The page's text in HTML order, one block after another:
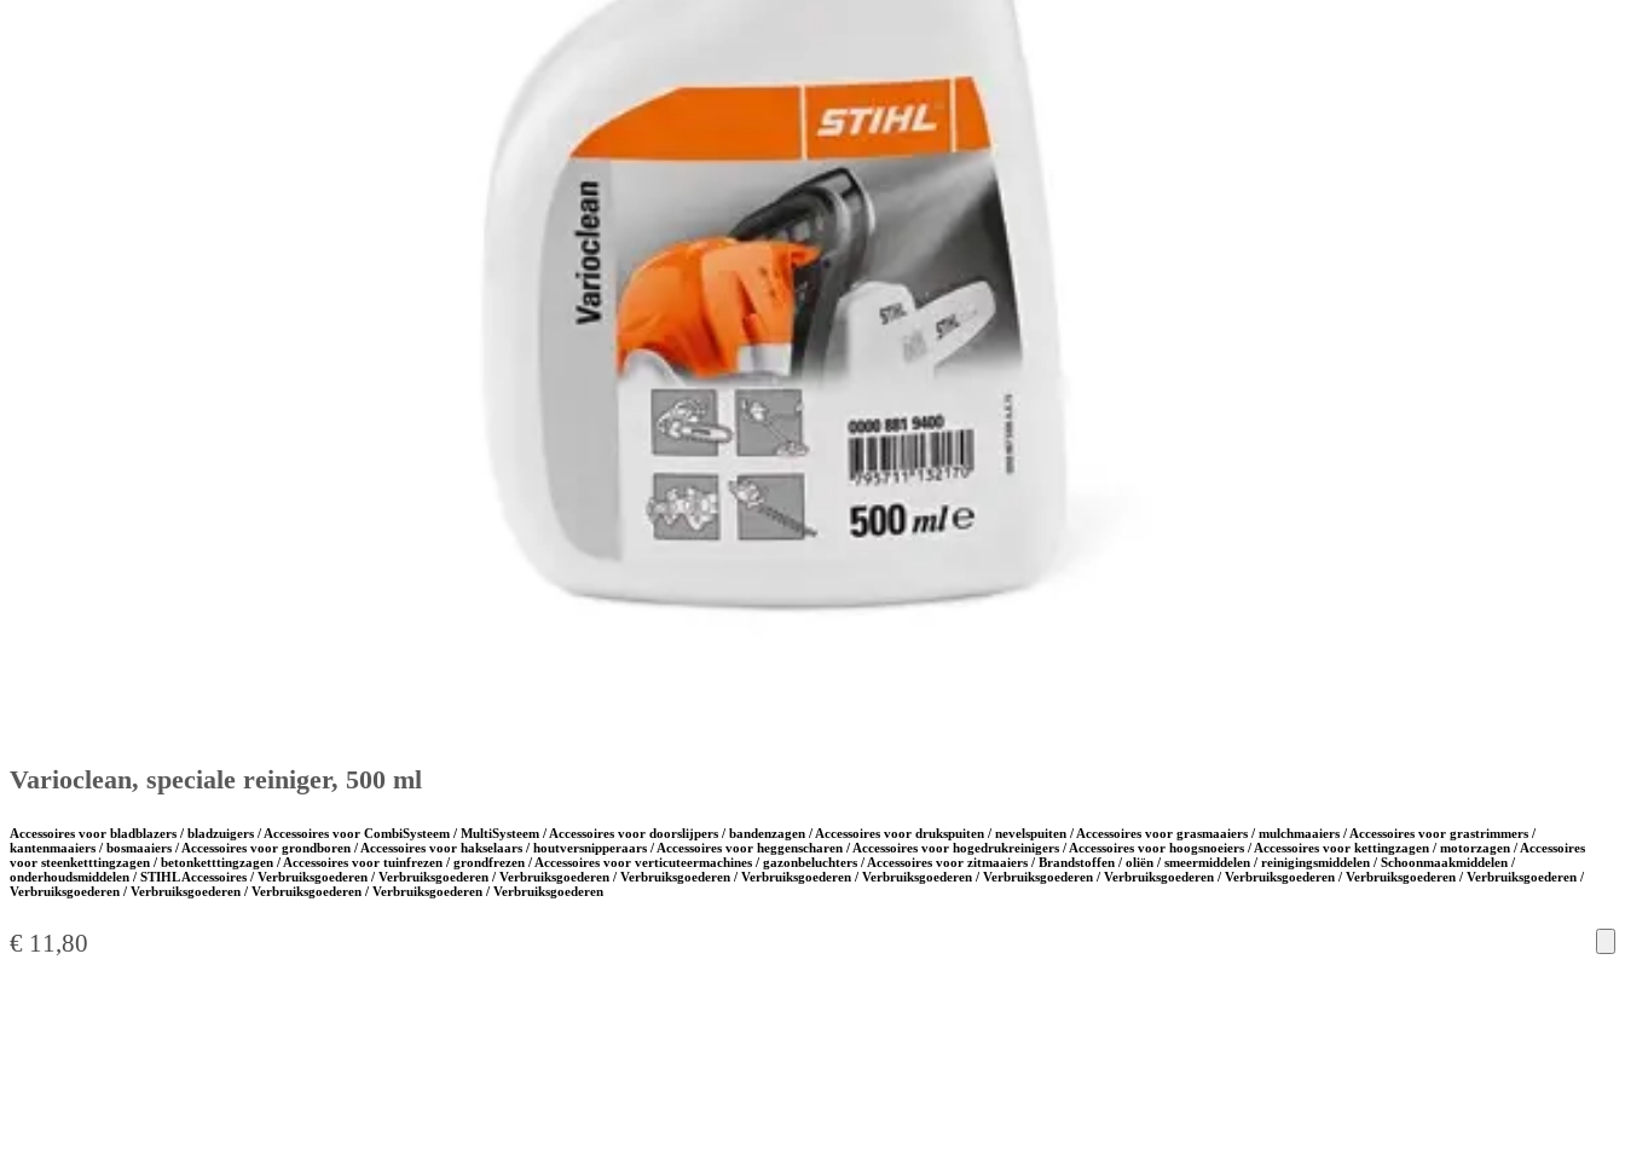
Varioclean, speciale reiniger, 500 ml
Accessoires voor bladblazers / bladzuigers / Accessoires voor CombiSysteem / MultiSysteem / Accessoires voor doorslijpers / bandenzagen / Accessoires voor drukspuiten / nevelspuiten / Accessoires voor grasmaaiers / mulchmaaiers / Accessoires voor grastrimmers /
kantenmaaiers / bosmaaiers / Accessoires voor grondboren / Accessoires voor hakselaars / houtversnipperaars / Accessoires voor heggenscharen / Accessoires voor hogedrukreinigers / Accessoires voor hoogsnoeiers / Accessoires voor kettingzagen / motorzagen / Accessoires
voor steenketttingzagen / betonketttingzagen / Accessoires voor tuinfrezen / grondfrezen / Accessoires voor verticuteermachines / gazonbeluchters / Accessoires voor zitmaaiers / Brandstoffen / oliën / smeermiddelen / reinigingsmiddelen / Schoonmaakmiddelen /
onderhoudsmiddelen / STIHL Accessoires / Verbruiksgoederen / Verbruiksgoederen / Verbruiksgoederen / Verbruiksgoederen / Verbruiksgoederen / Verbruiksgoederen / Verbruiksgoederen / Verbruiksgoederen / Verbruiksgoederen / Verbruiksgoederen / Verbruiksgoederen /
Verbruiksgoederen / Verbruiksgoederen / Verbruiksgoederen / Verbruiksgoederen / Verbruiksgoederen
€ 11,80